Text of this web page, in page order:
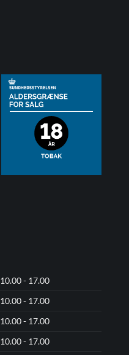
10.00 - 17.00
10.00 - 17.00
10.00 - 17.00
10.00 - 17.00